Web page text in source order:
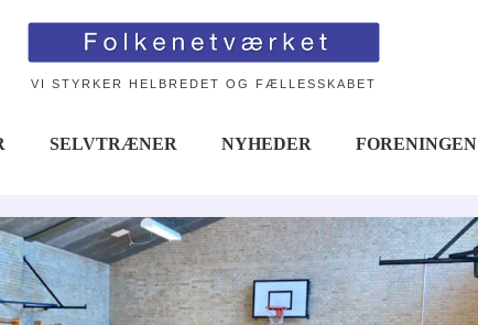
VI STYRKER HELBREDET OG FÆLLESSKABET
SELVTRÆNER NYHEDER FORENINGEN